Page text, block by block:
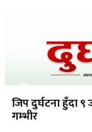
जिप दुर्घटना हुँदा
गम्भीर